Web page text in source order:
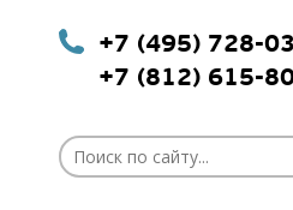
+7 (495) 728-
+7 (812) 615-